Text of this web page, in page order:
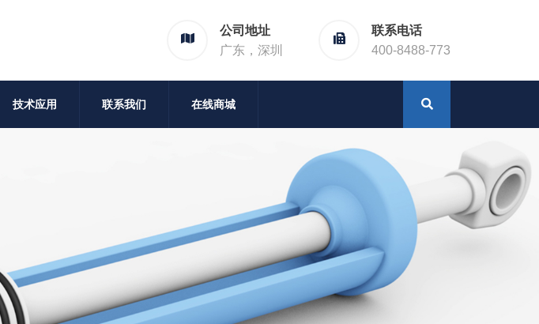
公司地址
广东，深圳
联系电话
400-8488-773
技术应用 联系我们 在线商城